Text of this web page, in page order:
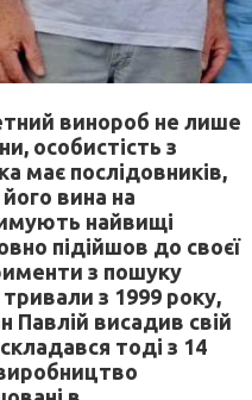
винороб не лише
особистість з
має послідовників,
вина на
найвищі
підійшов до своєї
з пошуку
з 1999 року,
Павлій висадив свій
тоді з 14